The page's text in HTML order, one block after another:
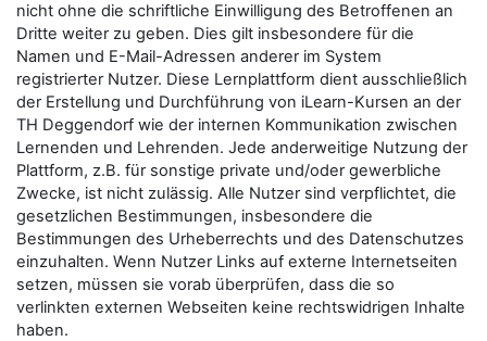
nicht ohne die schriftliche Einwilligung des Betroffenen an
Dritte weiter zu geben. Dies gilt insbesondere für die
Namen und E-Mail-Adressen anderer im System
registrierter Nutzer. Diese Lernplattform dient ausschließlich
der Erstellung und Durchführung von iLearn-Kursen an der
TH Deggendorf wie der internen Kommunikation zwischen
Lernenden und Lehrenden. Jede anderweitige Nutzung der
Plattform, z.B. für sonstige private und/oder gewerbliche
Zwecke, ist nicht zulässig. Alle Nutzer sind verpflichtet, die
gesetzlichen Bestimmungen, insbesondere die
Bestimmungen des Urheberrechts und des Datenschutzes
einzuhalten. Wenn Nutzer Links auf externe Internetseiten
setzen, müssen sie vorab überprüfen, dass die so
verlinkten externen Webseiten keine rechtswidrigen Inhalte
haben.